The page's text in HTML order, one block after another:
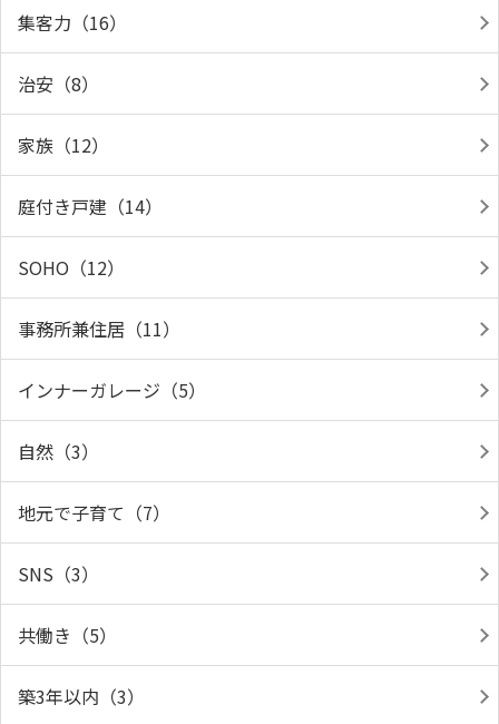
集客力（16）
治安（8）
家族（12）
庭付き戸建（14）
SOHO（12）
事務所兼住居（11）
インナーガレージ（5）
自然（3）
地元で子育て（7）
SNS（3）
共働き（5）
築3年以内（3）